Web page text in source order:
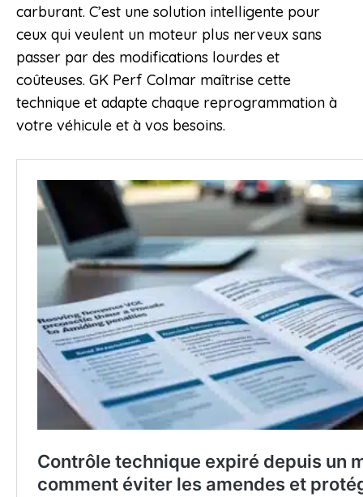
carburant. C’est une solution intelligente pour
ceux qui veulent un moteur plus nerveux sans
passer par des modifications lourdes et
coûteuses. GK Perf Colmar maîtrise cette
technique et adapte chaque reprogrammation à
votre véhicule et à vos besoins.